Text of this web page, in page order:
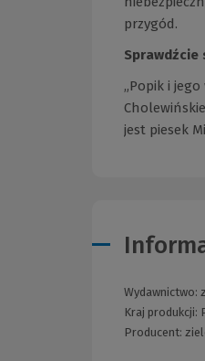
przygód.
„Popik i
jest piesek
Wydawnictwo:
Kraj produkcji:
Producent: